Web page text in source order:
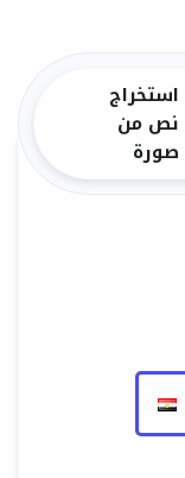
استخراج
نص من
صورة